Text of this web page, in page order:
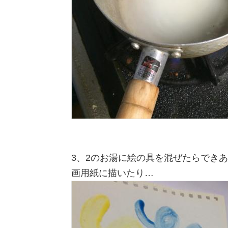
3、2のお湯に絵の具を混ぜたらでき
画用紙に描いたり…